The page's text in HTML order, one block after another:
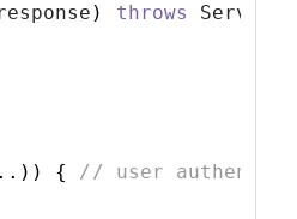
) throws
{
// user